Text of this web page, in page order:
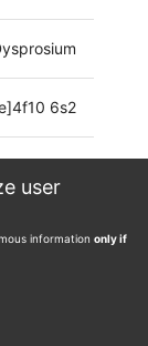
user
information only if
6s2